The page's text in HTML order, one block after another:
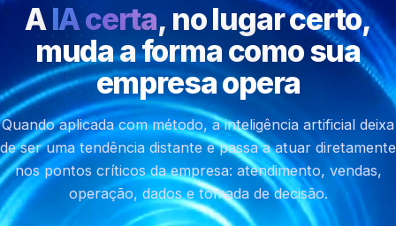
AIA certa, no lugar certo,
muda a forma como sua
empresa opera
Quando aplicada com método, a inteligência artificial deixa
de ser uma tendência distante e passa a atuar diretamente
nos pontos críticos da empresa: atendimento, vendas,
operação, dados e tomada de decisão.